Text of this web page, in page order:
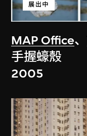
MAP Office、
展出中
手握蠔殼
2005